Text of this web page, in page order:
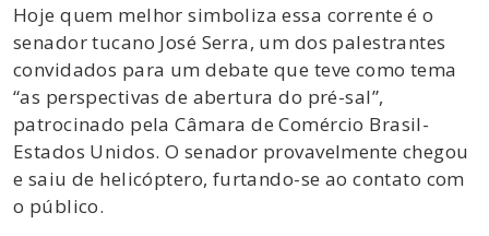
Hoje quem melhor simboliza essa corrente é o
senador tucano José Serra, um dos palestrantes
convidados para um debate que teve como tema
“as perspectivas de abertura do pré-sal”,
patrocinado pela Câmara de Comércio Brasil-
Estados Unidos. O senador provavelmente chegou
e saiu de helicóptero, furtando-se ao contato com
o público.